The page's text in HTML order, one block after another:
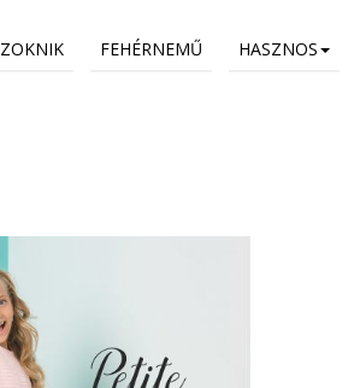
ZOKNIK FEHÉRNEMŰ HASZNOS